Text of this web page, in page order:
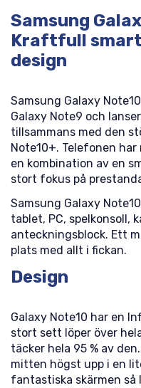
Samsung
Kraftfull
design
Samsung Galaxy
Galaxy Note9 och
tillsammans med den
Note10+. Telefonen
en kombination av en
stort fokus på
Samsung Galaxy
tablet, PC, spelkonsoll,
anteckningsblock. Ett
plats med allt i fickan.
Design
Galaxy Note10 har en
stort sett löper över
täcker hela 95 % av
mitten högst upp i en
fantastiska skärmen